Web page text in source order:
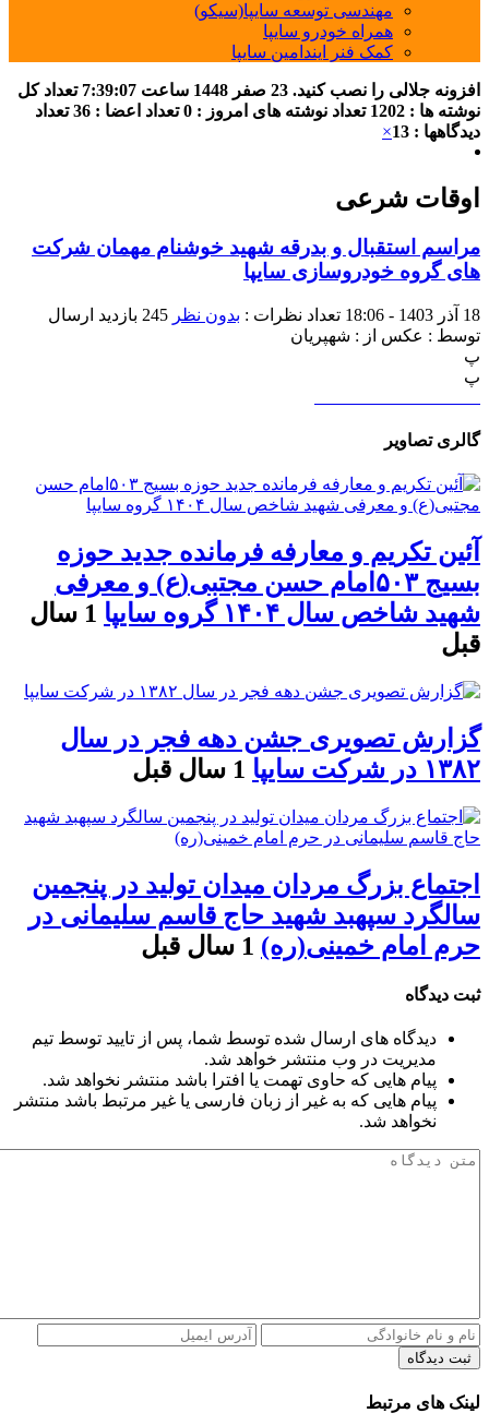
مهندسی توسعه سایپا(سیکو)
همراه خودرو سایپا
کمک فنر ایندامین سایپا
افزونه جلالی را نصب کنید. 23 صفر 1448 ساعت 7:39:07 تعداد کل
نوشته ها : 1202
تعداد نوشته های امروز : 0 تعداد اعضا : 36
تعداد
دیدگاهها : 13
×
اوقات شرعی
مراسم استقبال و بدرقه شهید خوشنام مهمان شرکت
های گروه خودروسازی سایپا
18 آذر 1403 - 18:06 تعداد نظرات : بدون نظر
ارسال
توسط : عکس از : شهپریان
پ
پ
گالری تصاویر
آئین تکریم و معارفه فرمانده جدید حوزه
بسیج ۵۰۳امام حسن مجتبی(ع) و معرفی
شهید شاخص سال ۱۴۰۴ گروه سایپا
1 سال
قبل
گزارش تصویری جشن دهه فجر در سال
۱۳۸۲ در شرکت سایپا
1 سال قبل
اجتماع بزرگ مردان میدان تولید در پنجمین
سالگرد سپهبد شهید حاج قاسم سلیمانی در
حرم امام خمینی(ره) 1 سال قبل
ثبت دیدگاه
دیدگاه های ارسال شده توسط شما، پس از تایید توسط تیم
مدیریت در وب منتشر خواهد شد.
پیام هایی که حاوی تهمت یا افترا باشد منتشر نخواهد شد.
پیام هایی که به غیر از زبان فارسی یا غیر مرتبط باشد منتشر
نخواهد شد.
ثبت دیدگاه
لینک های مرتبط